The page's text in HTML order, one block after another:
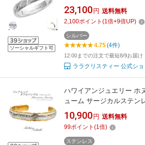
ソーシャルギフト可
指輪 シルバー Disney プ
メンズ リング LARA
23,100 円 送料無料
2,100ポイント (1倍+9倍UP)
シルバー
4.75(4件)
12:00までの注文で最短8/9お届け
ララクリスティー 公式シ
ハワイアンジュエリー ホ
ューム サージカルステン
クス 刻印 プルメリア ブ
し 錆びない アロハロカヒ
念日】 父の日 ギフト プレ
10,900 円 送料無料
99ポイント (1倍)
ステンレス